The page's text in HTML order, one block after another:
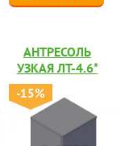
АНТРЕСОЛЬ
УЗКАЯ ЛТ-4.6*
-15%